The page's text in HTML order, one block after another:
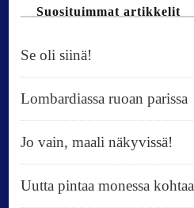
Suosituimmat artikkelit
Se oli siinä!
Lombardiassa ruoan parissa
Jo vain, maali näkyvissä!
Uutta pintaa monessa kohtaa